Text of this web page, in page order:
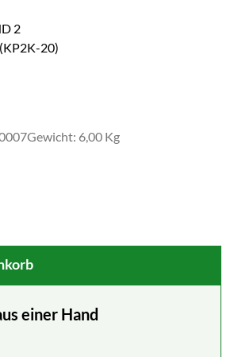
2
20)
Gewicht: 6,00 Kg
einer Hand